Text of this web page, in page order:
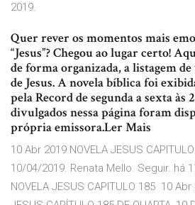
2019.
Quer rever os momentos mais
“Jesus”? Chegou ao lugar certo!
de forma organizada, a listagem
de Jesus. A novela bíblica foi
pela Record de segunda a sexta às
divulgados nessa página foram
própria emissora.Ler Mais
10 Abr 2019 NOVELA JESUS
10/04/2019. Renata Mello. Seguir. há
NOVELA JESUS CAPITULO 185 10